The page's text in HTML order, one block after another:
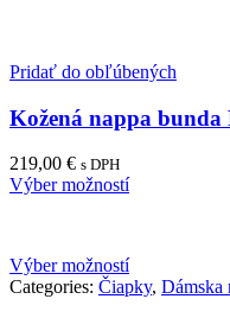
Pridať do obľúbených
Kožená nappa
219,00 € s DPH
Výber možností
Výber možností
Categories: Čiapky, Dámska